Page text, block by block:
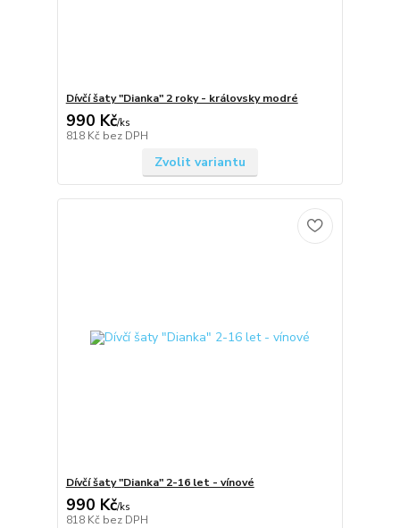
Dívčí šaty "Dianka" 2 roky - královsky modré
990 Kč/ks
818 Kč bez DPH
Zvolit variantu
Dívčí šaty "Dianka" 2-16 let - vínové
990 Kč/ks
818 Kč bez DPH